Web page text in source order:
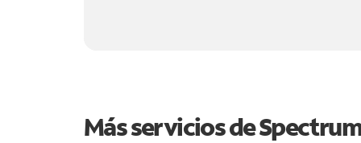
Más servicios de